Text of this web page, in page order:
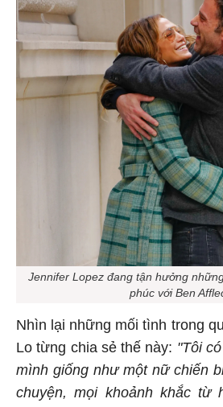
Jennifer Lopez đang tận hưởng
phúc với Ben
Nhìn lại những mối tình trong
Lo từng chia sẻ thế này: "Tôi
mình giống như một nữ chiến
chuyện, mọi khoảnh khắc từ